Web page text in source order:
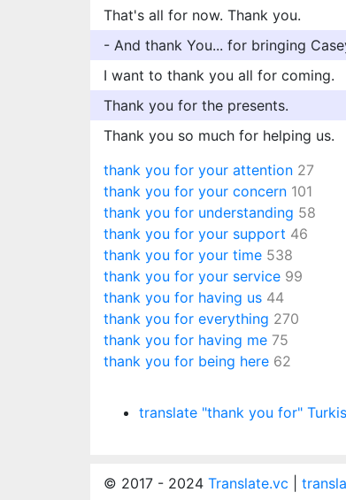
That's all for now. Thank you.
- And thank You... for bringing
I want to thank you all for coming.
Thank you for the presents.
Thank you so much for helping us.
thank you for your attention 27
thank you for your concern 101
thank you for understanding 58
thank you for your support 46
thank you for your time 538
thank you for your service 99
thank you for having us 44
thank you for everything 270
thank you for having me 75
thank you for being here 62
translate "thank you for"
© 2017 - 2024 Translate.vc